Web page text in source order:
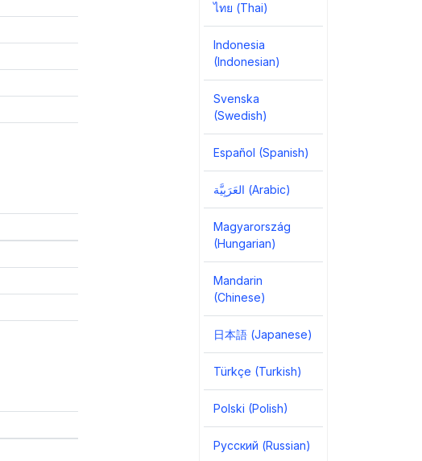
ไทย (Thai)
Indonesia
(Indonesian)
Svenska
(Swedish)
Español (Spanish)
العَرَبِيَّة‎ (Arabic)
Magyarország
(Hungarian)
Mandarin
(Chinese)
日本語 (Japanese)
Türkçe (Turkish)
Polski (Polish)
Русский (Russian)